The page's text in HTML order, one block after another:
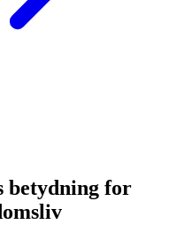
betydning for